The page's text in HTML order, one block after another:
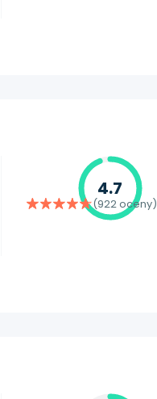
4.7
(922 oceny)